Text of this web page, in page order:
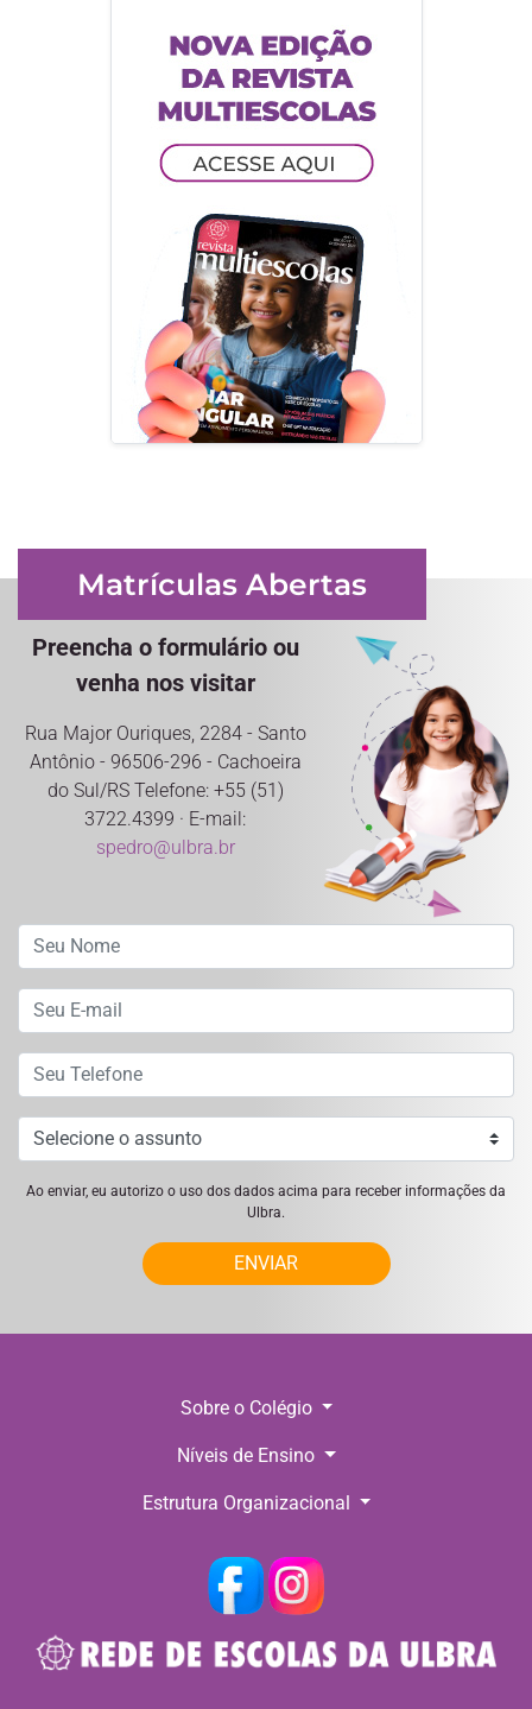
Matrículas Abertas
Preencha o formulário ou
venha nos visitar
Rua Major Ouriques, 2284 - Santo
Antônio - 96506-296 - Cachoeira
do Sul/RS Telefone: +55 (51)
3722.4399 · E-mail:
spedro@ulbra.br
Ao enviar, eu autorizo o uso dos dados acima para receber informações da
Ulbra.
ENVIAR
Sobre o Colégio
Níveis de Ensino
Estrutura Organizacional